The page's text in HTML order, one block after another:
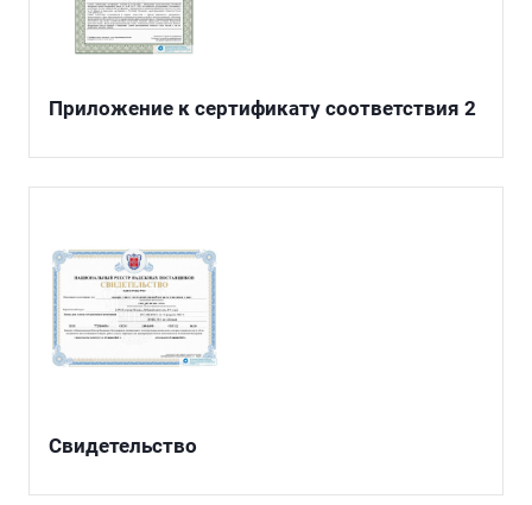
Приложение к сертификату соответствия 2
Свидетельство